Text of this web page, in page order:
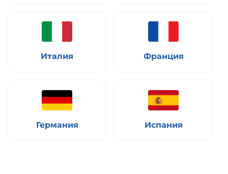
Италия Франция
Германия Испания